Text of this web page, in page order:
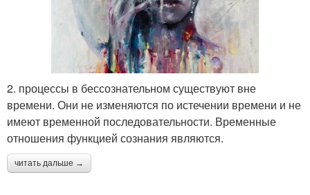
2. процессы в бессознательном существуют вне
времени. Они не изменяются по истечении времени и не
имеют временной последовательности. Временные
отношения функцией сознания являются.
читать дальше →